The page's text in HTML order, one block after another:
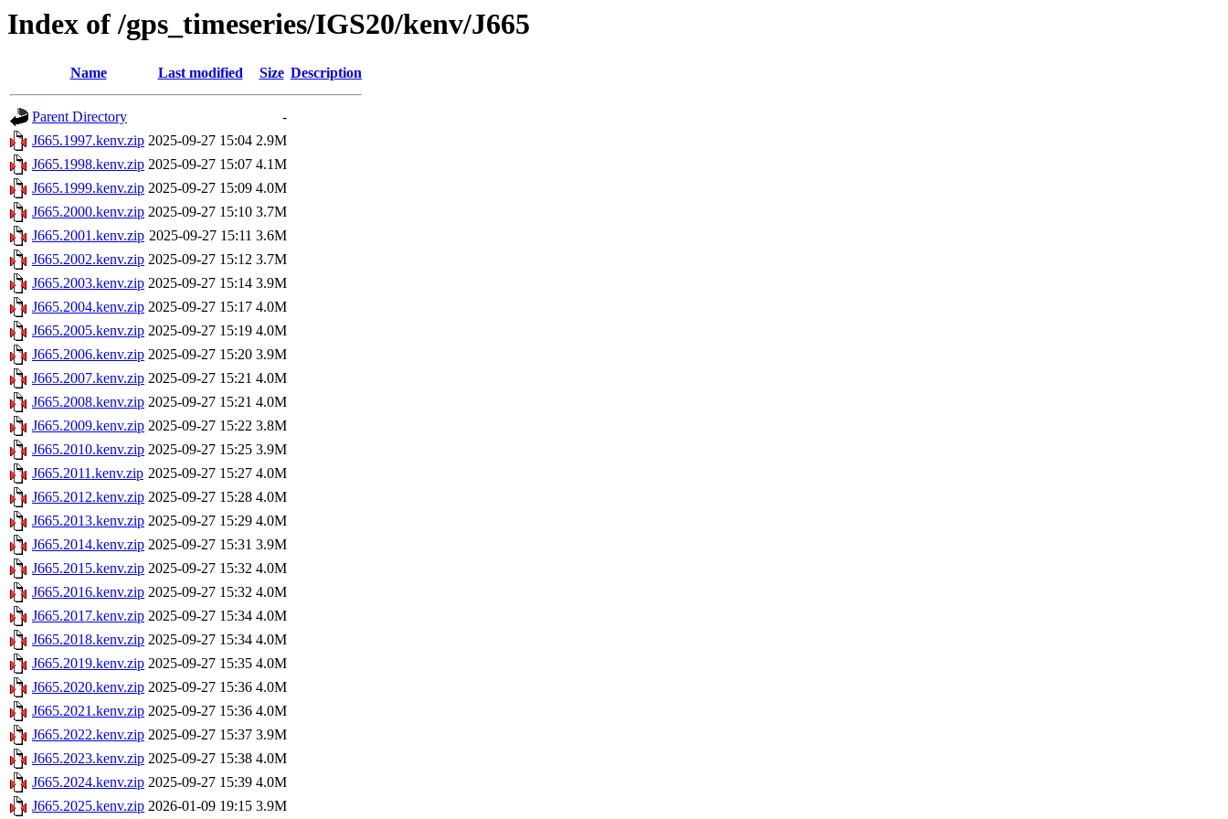
Index of /gps_timeseries/IGS20/kenv/J665
Name Last modified Size Description
Parent Directory
-
J665.1997.kenv.zip 2025-09-27 15:04 2.9M
J665.1998.kenv.zip 2025-09-27 15:07 4.1M
J665.1999.kenv.zip 2025-09-27 15:09 4.0M
J665.2000.kenv.zip 2025-09-27 15:10 3.7M
J665.2001.kenv.zip 2025-09-27 15:11 3.6M
J665.2002.kenv.zip 2025-09-27 15:12 3.7M
J665.2003.kenv.zip 2025-09-27 15:14 3.9M
J665.2004.kenv.zip 2025-09-27 15:17 4.0M
J665.2005.kenv.zip 2025-09-27 15:19 4.0M
J665.2006.kenv.zip 2025-09-27 15:20 3.9M
J665.2007.kenv.zip 2025-09-27 15:21 4.0M
J665.2008.kenv.zip 2025-09-27 15:21 4.0M
J665.2009.kenv.zip 2025-09-27 15:22 3.8M
J665.2010.kenv.zip 2025-09-27 15:25 3.9M
J665.2011.kenv.zip 2025-09-27 15:27 4.0M
J665.2012.kenv.zip 2025-09-27 15:28 4.0M
J665.2013.kenv.zip 2025-09-27 15:29 4.0M
J665.2014.kenv.zip 2025-09-27 15:31 3.9M
J665.2015.kenv.zip 2025-09-27 15:32 4.0M
J665.2016.kenv.zip 2025-09-27 15:32 4.0M
J665.2017.kenv.zip 2025-09-27 15:34 4.0M
J665.2018.kenv.zip 2025-09-27 15:34 4.0M
J665.2019.kenv.zip 2025-09-27 15:35 4.0M
J665.2020.kenv.zip 2025-09-27 15:36 4.0M
J665.2021.kenv.zip 2025-09-27 15:36 4.0M
J665.2022.kenv.zip 2025-09-27 15:37 3.9M
J665.2023.kenv.zip 2025-09-27 15:38 4.0M
J665.2024.kenv.zip 2025-09-27 15:39 4.0M
J665.2025.kenv.zip 2026-01-09 19:15 3.9M